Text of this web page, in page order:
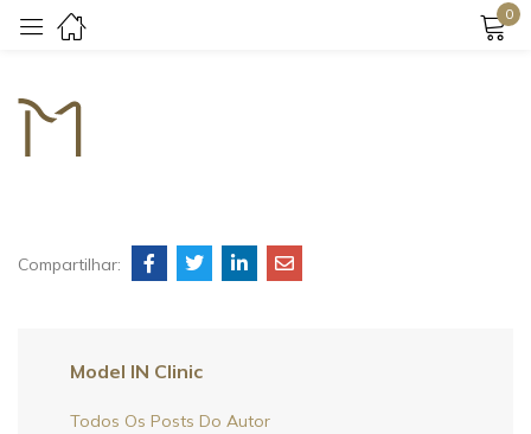
0
Compartilhar:
Model IN Clinic
Todos Os Posts Do Autor
Lembrar-me
Criar uma conta